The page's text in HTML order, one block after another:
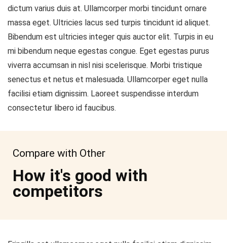
dictum varius duis at. Ullamcorper morbi tincidunt ornare
massa eget. Ultricies lacus sed turpis tincidunt id aliquet.
Bibendum est ultricies integer quis auctor elit. Turpis in eu
mi bibendum neque egestas congue. Eget egestas purus
viverra accumsan in nisl nisi scelerisque. Morbi tristique
senectus et netus et malesuada. Ullamcorper eget nulla
facilisi etiam dignissim. Laoreet suspendisse interdum
consectetur libero id faucibus.
Compare with Other
How it's good with
competitors